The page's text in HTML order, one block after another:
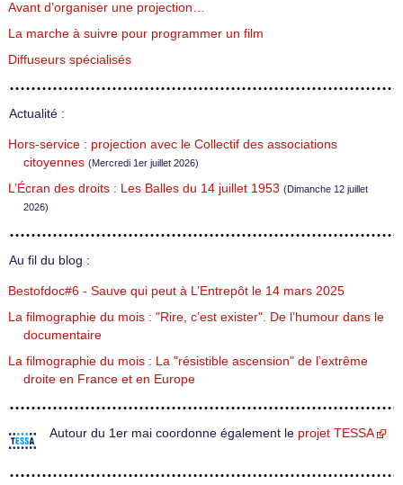
Avant d’organiser une projection…
La marche à suivre pour programmer un film
Diffuseurs spécialisés
Actualité :
Hors-service : projection avec le Collectif des associations
citoyennes (Mercredi 1er juillet 2026)
L’Écran des droits : Les Balles du 14 juillet 1953 (Dimanche 12 juillet
2026)
Au fil du blog :
Bestofdoc#6 - Sauve qui peut à L’Entrepôt le 14 mars 2025
La filmographie du mois : "Rire, c’est exister". De l’humour dans le
documentaire
La filmographie du mois : La "résistible ascension" de l’extrême
droite en France et en Europe
Autour du 1er mai coordonne également le projet TESSA